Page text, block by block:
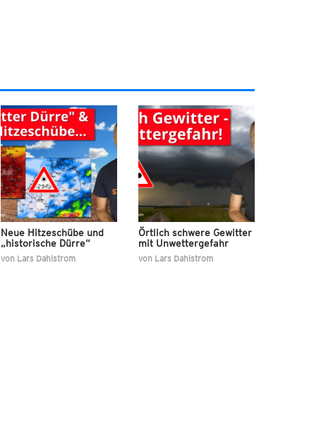
Neue Hitzeschübe und
„historische Dürre“
von Lars Dahlstrom
Örtlich schwere Gewitter
mit Unwettergefahr
von Lars Dahlstrom